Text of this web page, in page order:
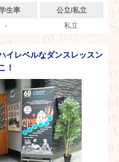
生率
公立/私立
- 私立
イレベルなダンスレッスン
！